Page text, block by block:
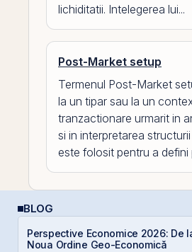
lichiditatii. Intelegerea lui...
Post-Market setup
Termenul Post-Market
la un tipar sau la un
tranzactionare urmarit in
si in interpretarea
este folosit pentru a defini
BLOG
Perspective Economice 2026: De
Noua Ordine Geo-Economică